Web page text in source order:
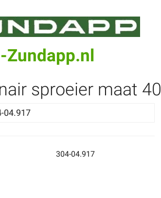
sproeier maat 40
04.917
304-04.917